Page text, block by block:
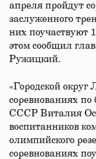
апреля пройдут
заслуженного
них поучаствуют
этом сообщил
Ружицкий.
«Городской
соревнованиях по
СССР Виталия
воспитанников
олимпийского
соревнованиях